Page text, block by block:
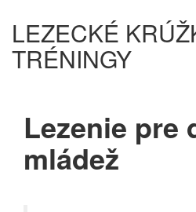
LEZECKÉ
TRÉNINGY
Lezenie pre
mládež